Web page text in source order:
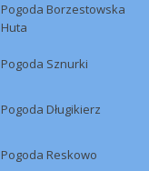
Pogoda Borzestowska
Huta
Pogoda Sznurki
Pogoda Długikierz
Pogoda Reskowo